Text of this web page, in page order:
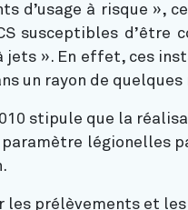
d’usage à risque »,
susceptibles
jets ». En effet, ces
un rayon de
stipule que la
légionelles
les prélèvements et